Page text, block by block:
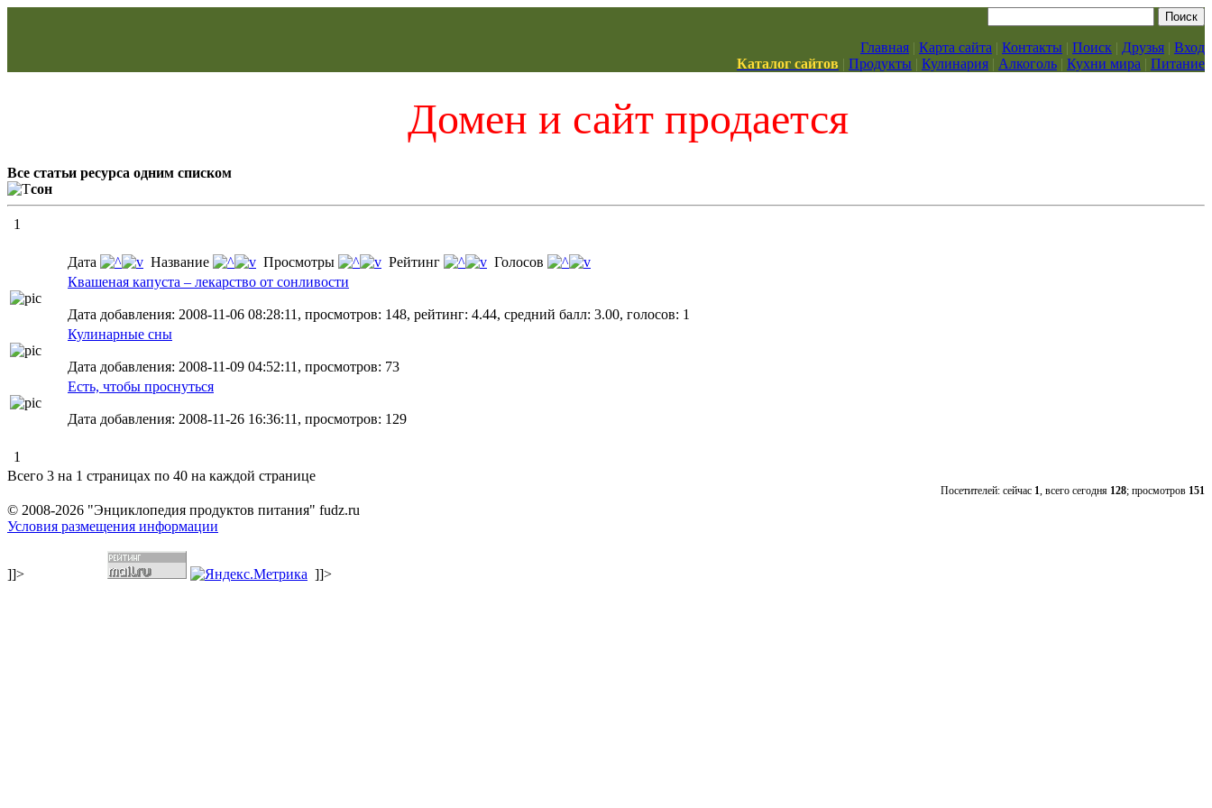
Главная | Карта сайта | Контакты | Поиск | Друзья | Вход
Каталог сайтов | Продукты | Кулинария | Алкоголь | Кухни мира | Питание
Домен и сайт продается
Все статьи ресурса одним списком
сон
1
Дата Название Просмотры Рейтинг
Голосов
Квашеная капуста – лекарство от сонливости
Дата добавления: 2008-11-06 08:28:11, просмотров: 148, рейтинг: 4.44, средний балл: 3.00, голосов: 1
Кулинарные сны
Дата добавления: 2008-11-09 04:52:11, просмотров: 73
Есть, чтобы проснуться
Дата добавления: 2008-11-26 16:36:11, просмотров: 129
1
Всего 3 на 1 страницах по 40 на каждой странице
Посетителей: сейчас 1, всего сегодня 128; просмотров 151
© 2008-2026 "Энциклопедия продуктов питания" fudz.ru
Условия размещения информации
]]> ]]>